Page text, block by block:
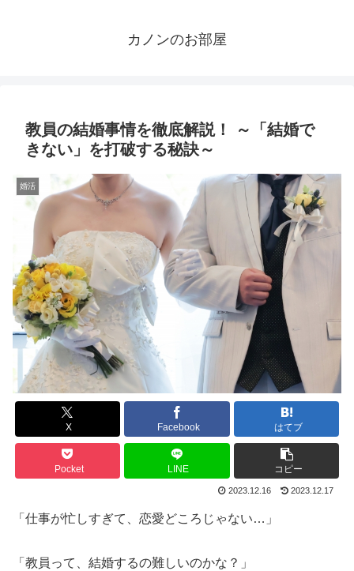
カノンのお部屋
教員の結婚事情を徹底解説！ ～「結婚で
きない」を打破する秘訣～
婚活
X Facebook はてブ
Pocket LINE コピー
2023.12.16 2023.12.17
「仕事が忙しすぎて、恋愛どころじゃない…」
「教員って、結婚するの難しいのかな？」